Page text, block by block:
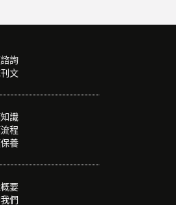
詢
文
識
程
養
要
們